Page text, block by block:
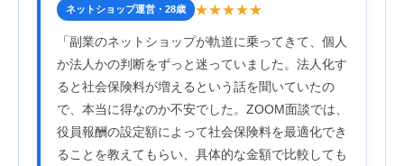
ネットショップ運営・28歳 ★★★★★
「副業のネットショップが軌道に乗ってきて、個人
か法人かの判断をずっと迷っていました。法人化す
ると社会保険料が増えるという話を聞いていたの
で、本当に得なのか不安でした。ZOOM面談では、
役員報酬の設定額によって社会保険料を最適化でき
ることを教えてもらい、具体的な金額で比較しても